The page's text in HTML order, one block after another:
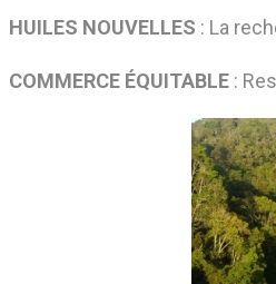
HUILES NOUVELLES : La
COMMERCE ÉQUITABLE :